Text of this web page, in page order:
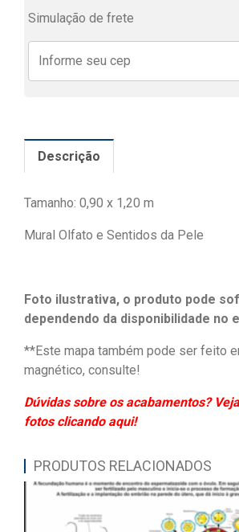
Simulação de frete
Descrição
Tamanho: 0,90 x 1,20 m
Mural Olfato e Sentidos da Pele
Foto ilustrativa, o produto pode
dependendo da disponibilidade no
**Este mapa também pode ser feito
magnético, consulte!
Dúvidas sobre os acabamentos?
fotos clicando aqui!
PRODUTOS RELACIONADOS